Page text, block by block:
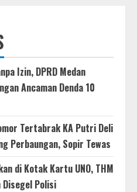
Izin, DPRD Medan
Ancaman Denda 10
Tertabrak KA Putri Deli
Perbaungan, Sopir Tewas
di Kotak Kartu UNO, THM
Disegel Polisi